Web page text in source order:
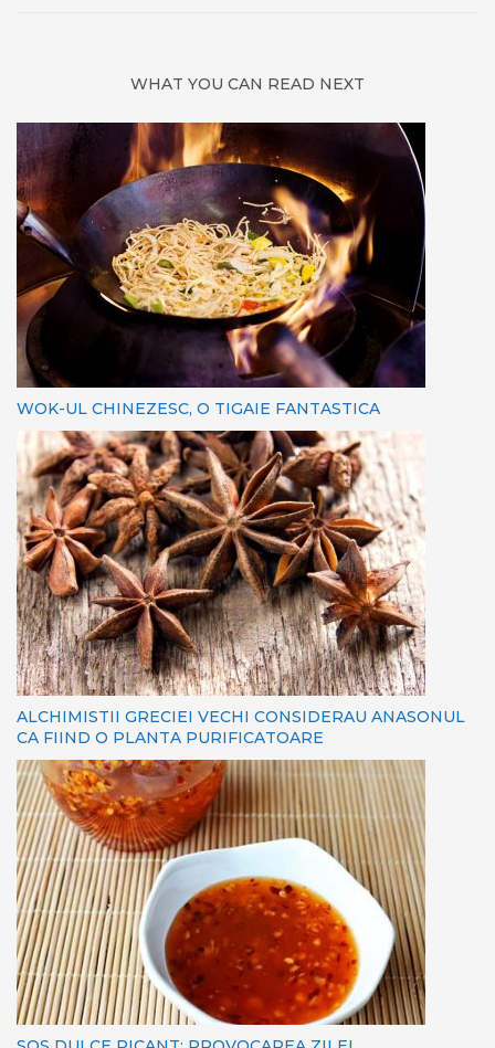
WHAT YOU CAN READ NEXT
WOK-UL CHINEZESC, O TIGAIE FANTASTICA
ALCHIMISTII GRECIEI VECHI CONSIDERAU ANASONUL
CA FIIND O PLANTA PURIFICATOARE